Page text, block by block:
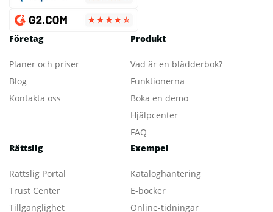
Företag
Planer och priser
Blog
Kontakta oss
Produkt
Vad är en blädderbok?
Funktionerna
Boka en demo
Hjälpcenter
FAQ
Rättslig
Rättslig Portal
Trust Center
Tillgänglighet
Exempel
Kataloghantering
E-böcker
Online-tidningar